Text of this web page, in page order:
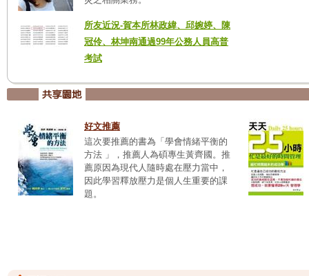
所友近況-賀本所林政緯、邱婉婷、陳
冠伶、林坤南通過99年公務人員高普
考試
好文推薦
這次要推薦的書為「學會情緒平衡的
方法 」，推薦人為碩專生黃齊國。推
薦原因為現代人隨時處在壓力當中，
因此學習釋放壓力是個人生重要的課
題。